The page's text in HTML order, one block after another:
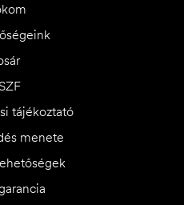
tájékoztató
menete